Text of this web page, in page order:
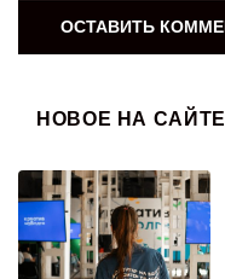
НОВОЕ НА САЙТЕ